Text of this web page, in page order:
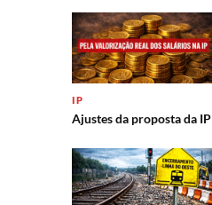
IP
Ajustes da proposta da IP